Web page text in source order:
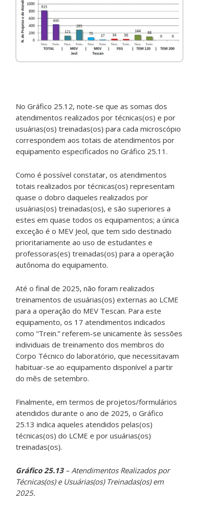
No Gráfico 25.12, note-se que as somas dos
atendimentos realizados por técnicas(os) e por
usuárias(os) treinadas(os) para cada microscópio
correspondem aos totais de atendimentos por
equipamento especificados no Gráfico 25.11.
Como é possível constatar, os atendimentos
totais realizados por técnicas(os) representam
quase o dobro daqueles realizados por
usuárias(os) treinadas(os), e são superiores a
estes em quase todos os equipamentos; a única
exceção é o MEV Jeol, que tem sido destinado
prioritariamente ao uso de estudantes e
professoras(es) treinadas(os) para a operação
autônoma do equipamento.
Até o final de 2025, não foram realizados
treinamentos de usuárias(os) externas ao LCME
para a operação do MEV Tescan. Para este
equipamento, os 17 atendimentos indicados
como “Trein.” referem-se unicamente às sessões
individuais de treinamento dos membros do
Corpo Técnico do laboratório, que necessitavam
habituar-se ao equipamento disponível a partir
do mês de setembro.
Finalmente, em termos de projetos/formulários
atendidos durante o ano de 2025, o Gráfico
25.13 indica aqueles atendidos pelas(os)
técnicas(os) do LCME e por usuárias(os)
treinadas(os).
Gráfico 25.13– Atendimentos Realizados por
Técnicas(os) e Usuárias(os) Treinadas(os) em
2025.